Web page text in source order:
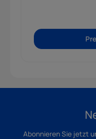
Abonnieren Sie jetzt